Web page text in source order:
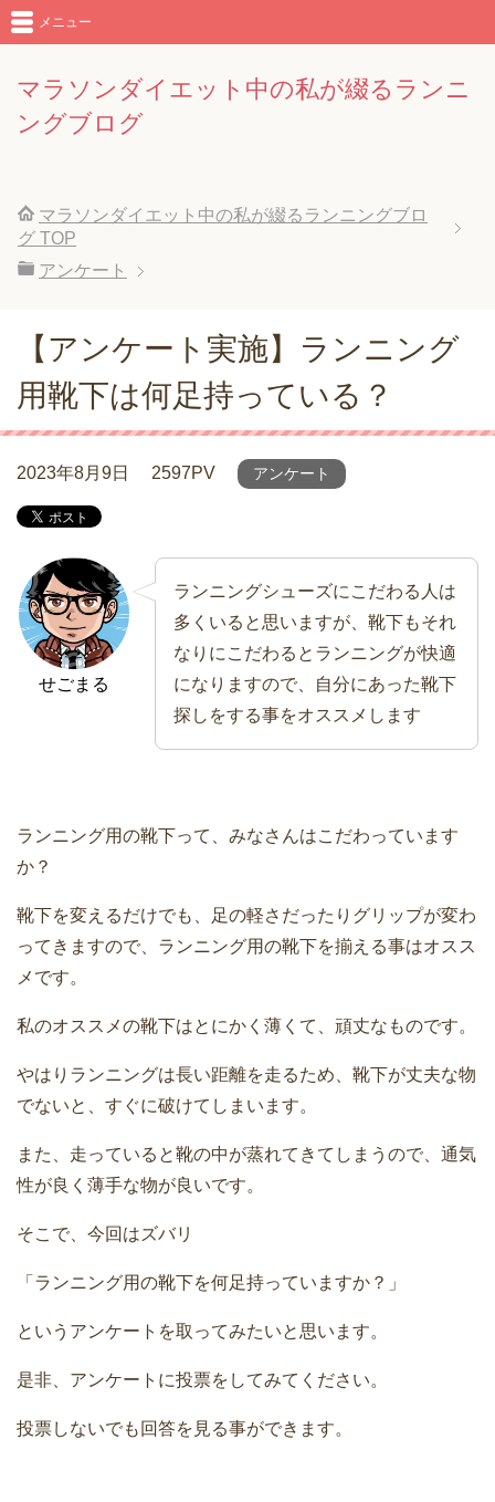
マラソンダイエット中の私が綴るランニ
ングブログ
メニュー
マラソンダイエット中の私が綴るランニングブロ
グ TOP
アンケート
【アンケート実施】ランニング
用靴下は何足持っている？
2023年8月9日 2597PV アンケート
せごまる
ランニングシューズにこだわる人は
多くいると思いますが、靴下もそれ
なりにこだわるとランニングが快適
になりますので、自分にあった靴下
探しをする事をオススメします
ランニング用の靴下って、みなさんはこだわっています
か？
靴下を変えるだけでも、足の軽さだったりグリップが変わ
ってきますので、ランニング用の靴下を揃える事はオスス
メです。
私のオススメの靴下はとにかく薄くて、頑丈なものです。
やはりランニングは長い距離を走るため、靴下が丈夫な物
でないと、すぐに破けてしまいます。
また、走っていると靴の中が蒸れてきてしまうので、通気
性が良く薄手な物が良いです。
そこで、今回はズバリ
「ランニング用の靴下を何足持っていますか？」
というアンケートを取ってみたいと思います。
是非、アンケートに投票をしてみてください。
投票しないでも回答を見る事ができます。